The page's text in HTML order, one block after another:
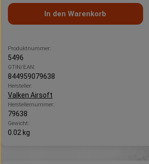
In den Warenkorb
Produktnummer:
5496
GTIN/EAN:
844959079638
Hersteller:
Valken Airsoft
Herstellernummer:
79638
Gewicht:
0.02 kg